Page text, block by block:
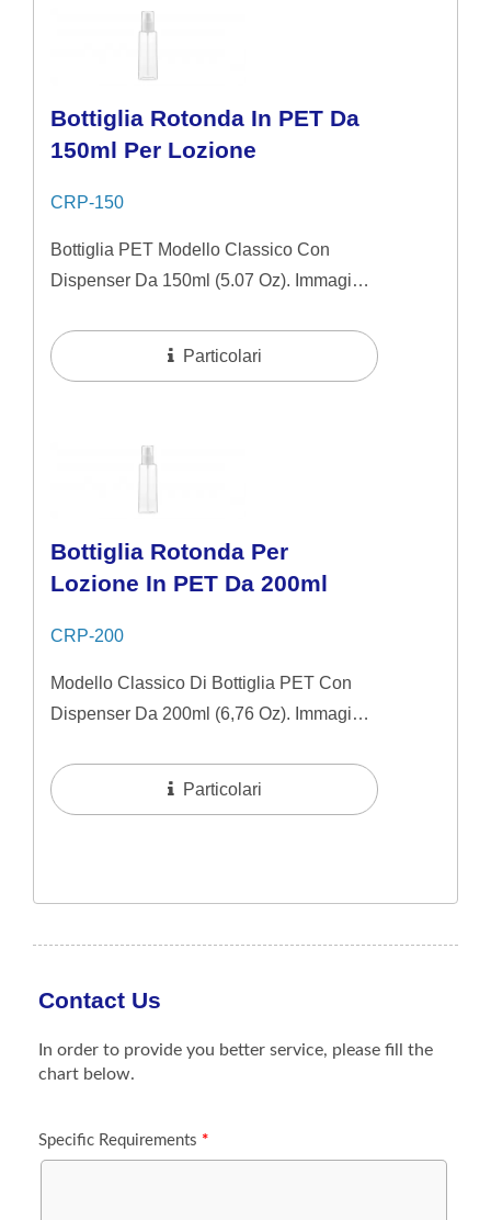
Bottiglia Rotonda In PET Da
150ml Per Lozione
CRP-150
Bottiglia PET Modello Classico Con
Dispenser Da 150ml (5.07 Oz). Immagine
Per La Cura Della Pelle Di Fascia
Media....
Particolari
Bottiglia Rotonda Per
Lozione In PET Da 200ml
CRP-200
Modello Classico Di Bottiglia PET Con
Dispenser Da 200ml (6,76 Oz). Immagine
Per La Cura Della Pelle Di Fascia...
Particolari